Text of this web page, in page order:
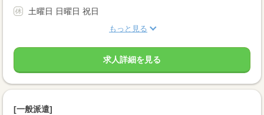
土曜日 日曜日 祝日
もっと見る
求人詳細を見る
[一般派遣]